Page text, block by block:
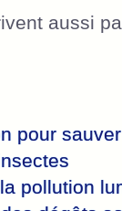
aussi
pour
pollution